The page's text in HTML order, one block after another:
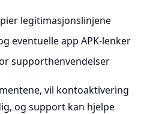
legitimasjonslinjene
eventuelle app APK-lenker
supporthenvendelser
vil kontoaktivering
og support kan hjelpe